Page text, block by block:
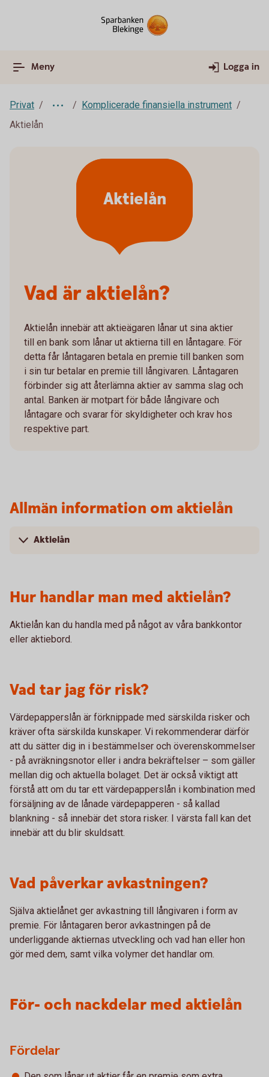
Meny Logga in
Privat
Komplicerade finansiella instrument
Aktielån
Vad är aktielån?
Aktielån innebär att aktieägaren lånar ut sina aktier
till en bank som lånar ut aktierna till en låntagare. För
detta får låntagaren betala en premie till banken som
i sin tur betalar en premie till långivaren. Låntagaren
förbinder sig att återlämna aktier av samma slag och
antal. Banken är motpart för både långivare och
låntagare och svarar för skyldigheter och krav hos
respektive part.
Aktielån
Allmän information om aktielån
Aktielån
Hur handlar man med aktielån?
Aktielån kan du handla med på något av våra bankkontor
eller aktiebord.
Vad tar jag för risk?
Värdepapperslån är förknippade med särskilda risker och
kräver ofta särskilda kunskaper. Vi rekommenderar därför
att du sätter dig in i bestämmelser och överenskommelser
- på avräkningsnotor eller i andra bekräftelser – som gäller
mellan dig och aktuella bolaget. Det är också viktigt att
förstå att om du tar ett värdepapperslån i kombination med
försäljning av de lånade värdepapperen - så kallad
blankning - så innebär det stora risker. I värsta fall kan det
innebär att du blir skuldsatt.
Vad påverkar avkastningen?
Själva aktielånet ger avkastning till långivaren i form av
premie. För låntagaren beror avkastningen på de
underliggande aktiernas utveckling och vad han eller hon
gör med dem, samt vilka volymer det handlar om.
För- och nackdelar med aktielån
Fördelar